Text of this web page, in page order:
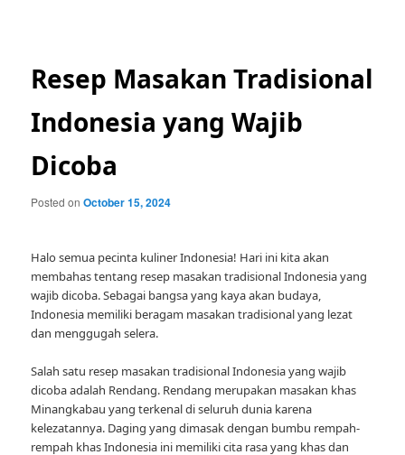
Resep Masakan Tradisional
Indonesia yang Wajib
Dicoba
Posted onOctober 15, 2024
Halo semua pecinta kuliner Indonesia! Hari ini kita akan
membahas tentang resep masakan tradisional Indonesia yang
wajib dicoba. Sebagai bangsa yang kaya akan budaya,
Indonesia memiliki beragam masakan tradisional yang lezat
dan menggugah selera.
Salah satu resep masakan tradisional Indonesia yang wajib
dicoba adalah Rendang. Rendang merupakan masakan khas
Minangkabau yang terkenal di seluruh dunia karena
kelezatannya. Daging yang dimasak dengan bumbu rempah-
rempah khas Indonesia ini memiliki cita rasa yang khas dan